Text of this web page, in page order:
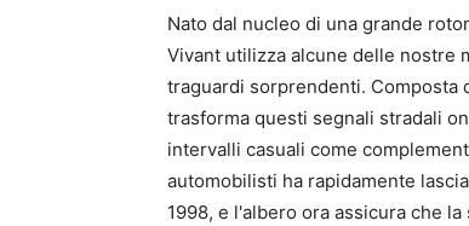
Nato dal nucleo di una grande
Vivant utilizza alcune delle nostre
traguardi sorprendenti. Composta
trasforma questi segnali stradali
intervalli casuali come
automobilisti ha rapidamente
1998, e l'albero ora assicura che